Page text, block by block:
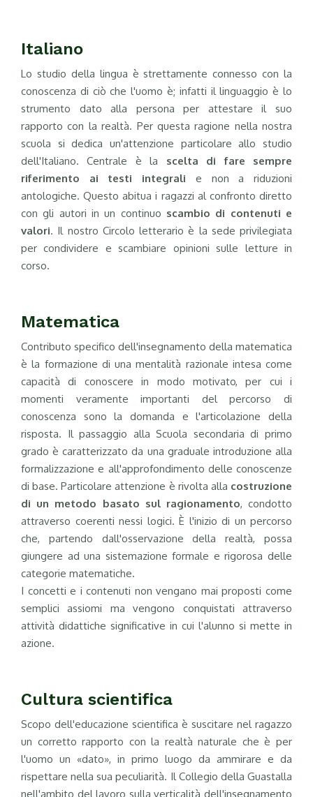
Italiano
Lo studio della lingua è strettamente connesso con la
conoscenza di ciò che l'uomo è; infatti il linguaggio è lo
strumento dato alla persona per attestare il suo
rapporto con la realtà. Per questa ragione nella nostra
scuola si dedica un'attenzione particolare allo studio
dell'Italiano. Centrale è la scelta di fare sempre
riferimento ai testi integrali e non a riduzioni
antologiche. Questo abitua i ragazzi al confronto diretto
con gli autori in un continuo scambio di contenuti e
valori. Il nostro Circolo letterario è la sede privilegiata
per condividere e scambiare opinioni sulle letture in
corso.
Matematica
Contributo specifico dell'insegnamento della matematica
è la formazione di una mentalità razionale intesa come
capacità di conoscere in modo motivato, per cui i
momenti veramente importanti del percorso di
conoscenza sono la domanda e l'articolazione della
risposta. Il passaggio alla Scuola secondaria di primo
grado è caratterizzato da una graduale introduzione alla
formalizzazione e all'approfondimento delle conoscenze
di base. Particolare attenzione è rivolta alla costruzione
di un metodo basato sul ragionamento, condotto
attraverso coerenti nessi logici. È l'inizio di un percorso
che, partendo dall'osservazione della realtà, possa
giungere ad una sistemazione formale e rigorosa delle
categorie matematiche.
I concetti e i contenuti non vengano mai proposti come
semplici assiomi ma vengono conquistati attraverso
attività didattiche significative in cui l'alunno si mette in
azione.
Cultura scientifica
Scopo dell'educazione scientifica è suscitare nel ragazzo
un corretto rapporto con la realtà naturale che è per
l'uomo un «dato», in primo luogo da ammirare e da
rispettare nella sua peculiarità. Il Collegio della Guastalla
nell'ambito del lavoro sulla verticalità dell'insegnamento